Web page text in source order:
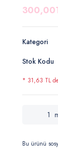
Kategori
Stok Kodu
* 31,63 TL
Bu ürünü